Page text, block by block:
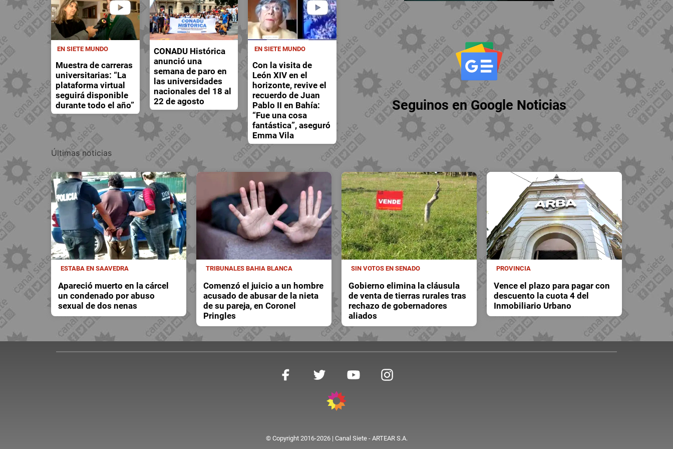
EN SIETE MUNDO
Muestra de carreras
universitarias: “La
plataforma virtual
seguirá disponible
durante todo el año”
CONADU Histórica
anunció una
semana de paro en
las universidades
nacionales del 18 al
22 de agosto
EN SIETE MUNDO
Con la visita de
León XIV en el
horizonte, revive el
recuerdo de Juan
Pablo II en Bahía:
“Fue una cosa
fantástica”, aseguró
Emma Vila
Seguinos en Google Noticias
Últimas noticias
ESTABA EN SAAVEDRA
Apareció muerto en la cárcel
un condenado por abuso
sexual de dos nenas
TRIBUNALES BAHIA BLANCA
Comenzó el juicio a un hombre
acusado de abusar de la nieta
de su pareja, en Coronel
Pringles
SIN VOTOS EN SENADO
Gobierno elimina la cláusula
de venta de tierras rurales tras
rechazo de gobernadores
aliados
PROVINCIA
Vence el plazo para pagar con
descuento la cuota 4 del
Inmobiliario Urbano
© Copyright 2016-2026 | Canal Siete - ARTEAR S.A.